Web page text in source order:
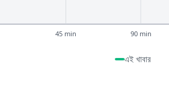
45 min 90 min
এই খাবার